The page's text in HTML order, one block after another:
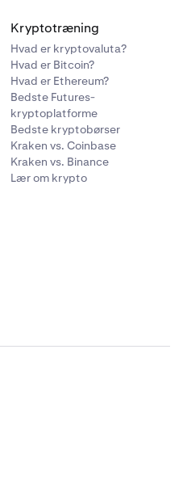
Kryptotræning
Hvad er kryptovaluta?
Hvad er Bitcoin?
Hvad er Ethereum?
Bedste Futures-
kryptoplatforme
Bedste kryptobørser
Kraken vs. Coinbase
Kraken vs. Binance
Lær om krypto